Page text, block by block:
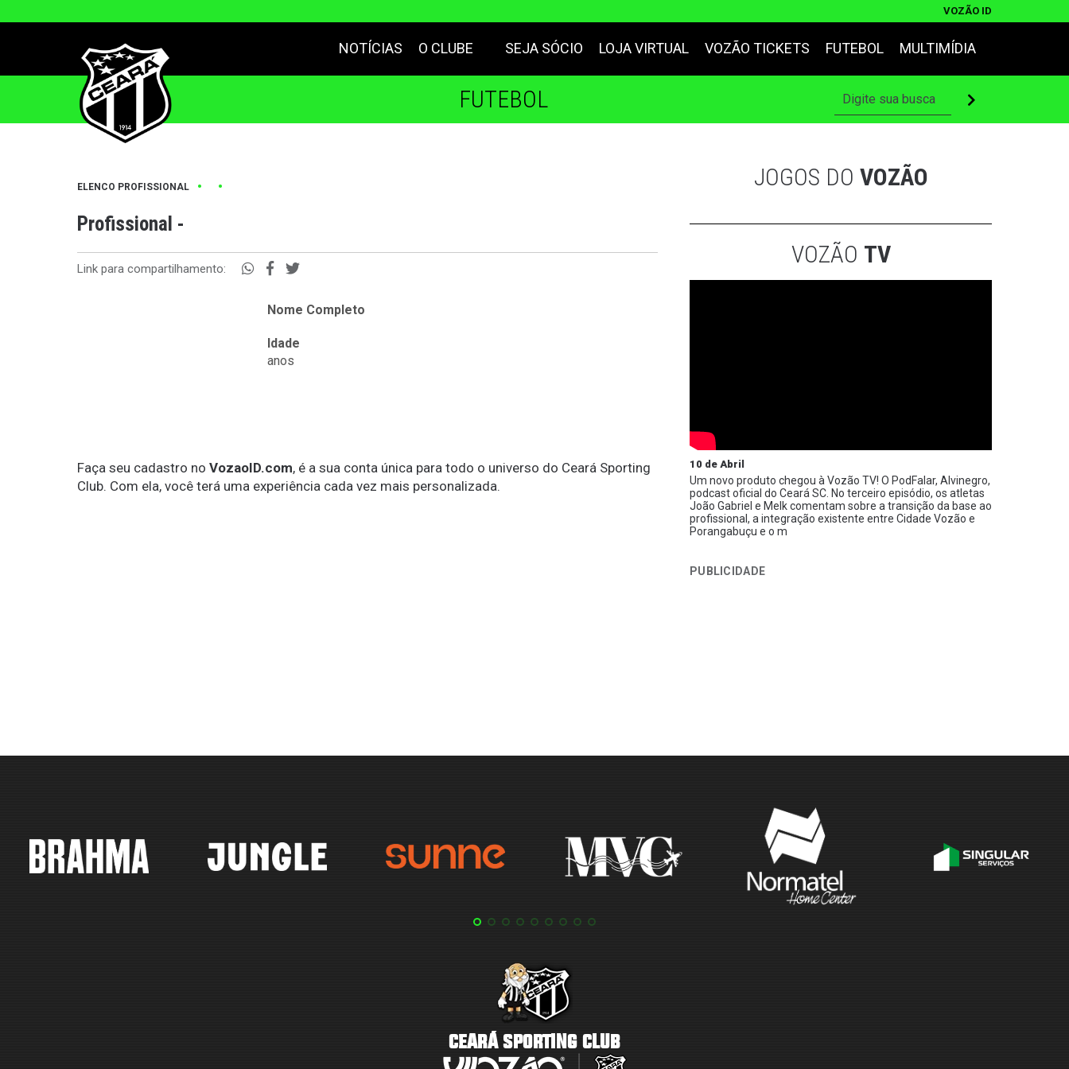
VOZÃO ID
NOTÍCIAS O CLUBE SEJA SÓCIO LOJA VIRTUAL VOZÃO TICKETS FUTEBOL MULTIMÍDIA
FUTEBOL
ELENCO PROFISSIONAL • •
Profissional -
Link para compartilhamento:
Nome Completo
Idade
anos
Faça seu cadastro no VozaoID.com, é a sua conta única para todo o universo do Ceará Sporting
Club. Com ela, você terá uma experiência cada vez mais personalizada.
JOGOS DO VOZÃO
VOZÃO TV
10 de Abril
Um novo produto chegou à Vozão TV! O PodFalar, Alvinegro,
podcast oficial do Ceará SC. No terceiro episódio, os atletas
João Gabriel e Melk comentam sobre a transição da base ao
profissional, a integração existente entre Cidade Vozão e
Porangabuçu e o m
PUBLICIDADE
CEARÁ SPORTING CLUB